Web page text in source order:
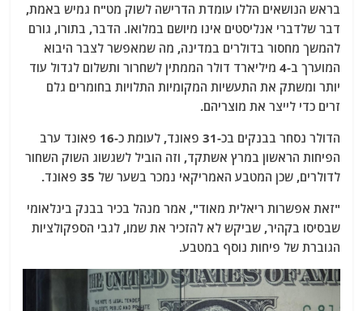
בראש הנושאים הללו עומדת הדרישה לשוק מט"ח גמיש באמת,
דבר שלדברי אנליסטים אינו מיושם במלואו. הדבר, בתורו, גורם
להמשך מחסור בדולרים במדינה, מה שמאפשר לצבר היבוא
המוערך ב-4 מיליארד דולר הממתין לשחרור ותשלום לגדול עוד
יותר ומשתק את התעשיות המקומיות התלויות בחומרים גלם
זרים כדי לייצר את מוצריהם.
הדולר נסחר בבנקים בכ-31 פאונד, לעומת כ-16 פאונד ערב
הפיחות הראשון במרץ אשתקד, וזה הוביל לשגשוג השוק השחור
לדולרים, שכן המטבע האמריקאי נמכר בשער של 35 פאונד.
"זאת אפשרות ריאלית מאוד", אמר מנהל בכיר בבנק בינלאומי
שבסיסו בקהיר, שביקש לא להזכיר את שמו, לגבי הספקולציות
הגוברת של פיחות נוסף במטבע.